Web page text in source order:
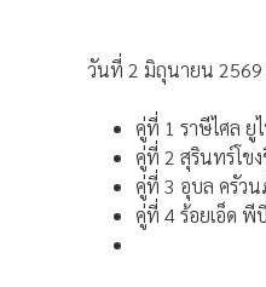
วันที่ 2 มิถุนายน 2569
คู่ที่ 1 ราษีไศล ยู
คู่ที่ 2 สุรินทร์โข
คู่ที่ 3 อุบล ครัวน
คู่ที่ 4 ร้อยเอ็ด พี